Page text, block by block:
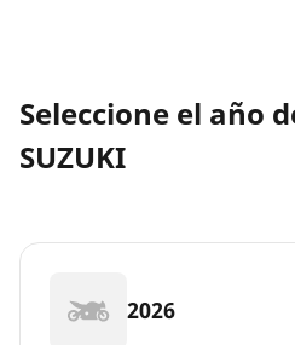
Seleccione el año
SUZUKI
2026